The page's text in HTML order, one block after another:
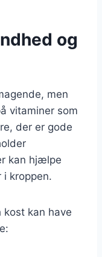
og
men
vitaminer som
der er gode
kan hjælpe
kroppen.
kost kan have